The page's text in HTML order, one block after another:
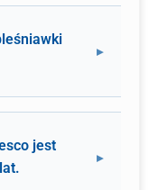
jest